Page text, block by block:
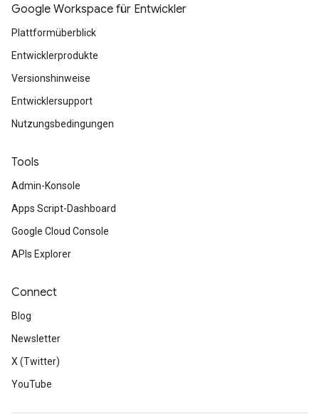
Google Workspace für Entwickler
Plattformüberblick
Entwicklerprodukte
Versionshinweise
Entwicklersupport
Nutzungsbedingungen
Tools
Admin-Konsole
Apps Script-Dashboard
Google Cloud Console
APIs Explorer
Connect
Blog
Newsletter
X (Twitter)
YouTube